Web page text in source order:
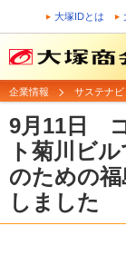
大塚IDとは
企業情報 サステナビ
9月11日
ト菊川ビ
のための
しました